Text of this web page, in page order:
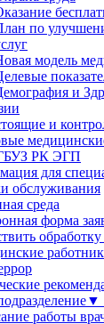
по
модель
и
и
РК ЭГП
для
обслуживания
среда
форма
работы